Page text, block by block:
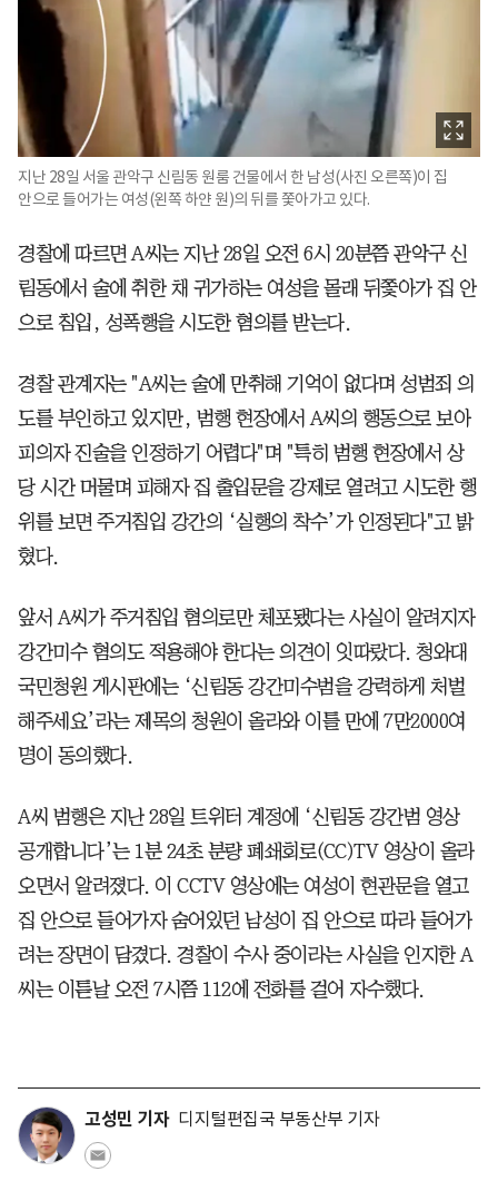
지난 28일 서울 관악구 신림동 원룸 건물에서 한 남성(사진 오른쪽)이 집
안으로 들어가는 여성(왼쪽 하얀 원)의 뒤를 쫓아가고 있다.
경찰에 따르면 A씨는 지난 28일 오전 6시 20분쯤 관악구 신
림동에서 술에 취한 채 귀가하는 여성을 몰래 뒤쫓아가 집 안
으로 침입, 성폭행을 시도한 혐의를 받는다.
경찰 관계자는 "A씨는 술에 만취해 기억이 없다며 성범죄 의
도를 부인하고 있지만, 범행 현장에서 A씨의 행동으로 보아
피의자 진술을 인정하기 어렵다"며 "특히 범행 현장에서 상
당 시간 머물며 피해자 집 출입문을 강제로 열려고 시도한 행
위를 보면 주거침입 강간의 ‘실행의 착수’가 인정된다"고 밝
혔다.
앞서 A씨가 주거침입 혐의로만 체포됐다는 사실이 알려지자
강간미수 혐의도 적용해야 한다는 의견이 잇따랐다. 청와대
국민청원 게시판에는 ‘신림동 강간미수범을 강력하게 처벌
해주세요’라는 제목의 청원이 올라와 이틀 만에 7만2000여
명이 동의했다.
A씨 범행은 지난 28일 트위터 계정에 ‘신림동 강간범 영상
공개합니다’는 1분 24초 분량 폐쇄회로(CC)TV 영상이 올라
오면서 알려졌다. 이 CCTV 영상에는 여성이 현관문을 열고
집 안으로 들어가자 숨어있던 남성이 집 안으로 따라 들어가
려는 장면이 담겼다. 경찰이 수사 중이라는 사실을 인지한 A
씨는 이튿날 오전 7시쯤 112에 전화를 걸어 자수했다.
고성민 기자 디지털편집국 부동산부 기자